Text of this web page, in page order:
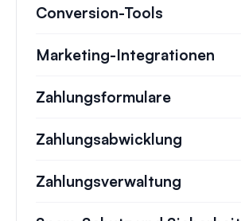
Conversion-Tools
Marketing-Integrationen
Zahlungsformulare
Zahlungsabwicklung
Zahlungsverwaltung